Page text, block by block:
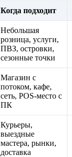
Когда подходит
Небольшая
розница, услуги,
ПВЗ, островки,
сезонные точки
Магазин с
потоком, кафе,
сеть, POS-место с
ПК
Курьеры,
выездные
мастера, рынки,
доставка